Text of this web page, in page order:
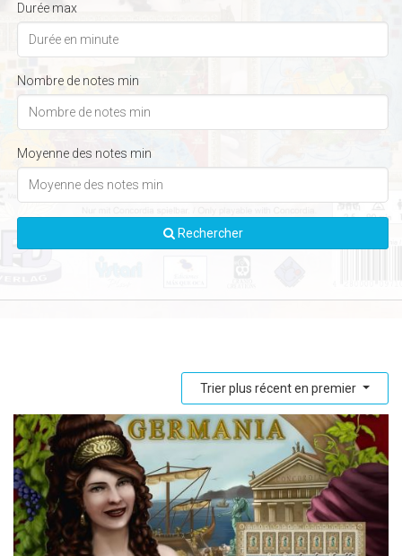
Durée max
Nombre de notes min
Moyenne des notes min
Rechercher
Trier plus récent en premier